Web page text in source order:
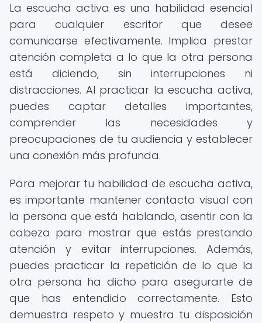
La escucha activa es una habilidad esencial
para cualquier escritor que desee
comunicarse efectivamente. Implica prestar
atención completa a lo que la otra persona
está diciendo, sin interrupciones ni
distracciones. Al practicar la escucha activa,
puedes captar detalles importantes,
comprender las necesidades y
preocupaciones de tu audiencia y establecer
una conexión más profunda.
Para mejorar tu habilidad de escucha activa,
es importante mantener contacto visual con
la persona que está hablando, asentir con la
cabeza para mostrar que estás prestando
atención y evitar interrupciones. Además,
puedes practicar la repetición de lo que la
otra persona ha dicho para asegurarte de
que has entendido correctamente. Esto
demuestra respeto y muestra tu disposición